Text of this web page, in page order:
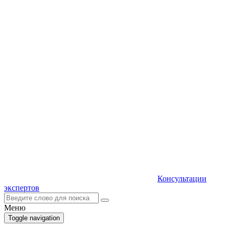
Консультации
экспертов
Меню
Toggle navigation